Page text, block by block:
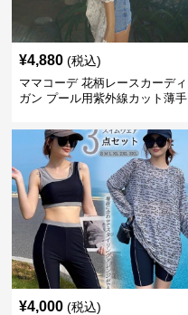
¥4,880 (税込)
ママコーデ 花柄レースカーディ
ガン プール用紫外線カット薄手
¥4,000 (税込)